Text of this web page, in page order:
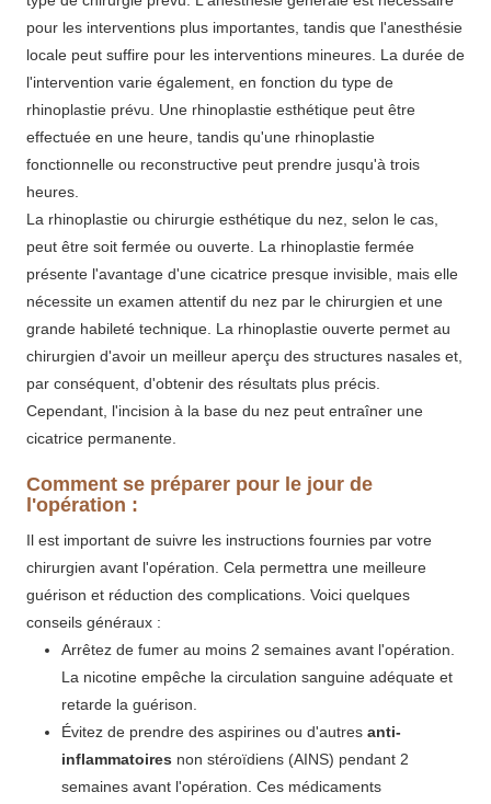
pour les interventions plus importantes, tandis que l'anesthésie
locale peut suffire pour les interventions mineures. La durée de
l'intervention varie également, en fonction du type de
rhinoplastie prévu. Une rhinoplastie esthétique peut être
effectuée en une heure, tandis qu'une rhinoplastie
fonctionnelle ou reconstructive peut prendre jusqu'à trois
heures.
La rhinoplastie ou chirurgie esthétique du nez, selon le cas,
peut être soit fermée ou ouverte. La rhinoplastie fermée
présente l'avantage d'une cicatrice presque invisible, mais elle
nécessite un examen attentif du nez par le chirurgien et une
grande habileté technique. La rhinoplastie ouverte permet au
chirurgien d'avoir un meilleur aperçu des structures nasales et,
par conséquent, d'obtenir des résultats plus précis.
Cependant, l'incision à la base du nez peut entraîner une
cicatrice permanente.
Comment se préparer pour le jour de
l'opération :
Il est important de suivre les instructions fournies par votre
chirurgien avant l'opération. Cela permettra une meilleure
guérison et réduction des complications. Voici quelques
conseils généraux :
Arrêtez de fumer au moins 2 semaines avant l'opération.
La nicotine empêche la circulation sanguine adéquate et
retarde la guérison.
Évitez de prendre des aspirines ou d'autres anti-
inflammatoires non stéroïdiens (AINS) pendant 2
semaines avant l'opération. Ces médicaments